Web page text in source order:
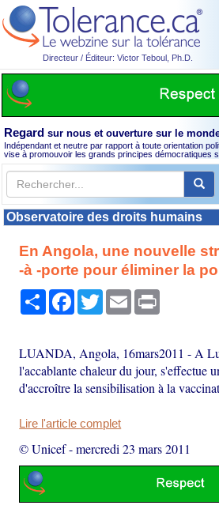
Directeur / Éditeur: Victor Teboul, Ph.D.
Regard sur nous et ouverture sur le
Indépendant et neutre par rapport à toute orientation
vise à promouvoir les grands principes démocratiques
Observatoire des droits humains
En Angola, une nouvelle
-à -porte pour éliminer la
PartagerFacebook
TwitterEmail
LUANDA, Angola, 16mars2011 - A
l'accablante chaleur du jour, s'effectue
d'accroître la sensibilisation à la
Lire l'article complet
© Unicef-mercredi 23 mars 2011